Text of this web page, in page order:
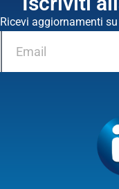
Ricevi aggiornamenti